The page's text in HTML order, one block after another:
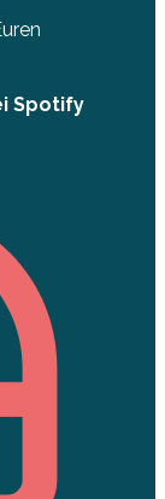
Spotify